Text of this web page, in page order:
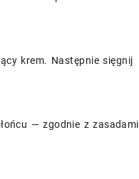
krem. Następnie sięgnij
— zgodnie z zasadami